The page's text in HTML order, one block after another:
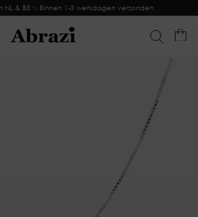
NL & BE ✨ Binnen 1-3 werkdagen verzonden